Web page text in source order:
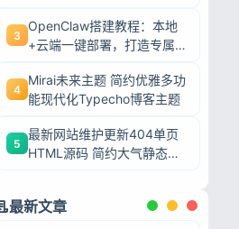
3
OpenClaw搭建教程：本地
+云端一键部署，打造专属AI
4
Mirai未来主题 简约优雅多功
能现代化Typecho博客主题
5
最新网站维护更新404单页
HTML源码 简约大气静态模
最新文章